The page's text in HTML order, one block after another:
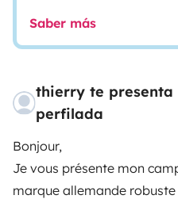
Saber más
thierry te presenta
perfilada
Bonjour,
Je vous présente mon
marque allemande